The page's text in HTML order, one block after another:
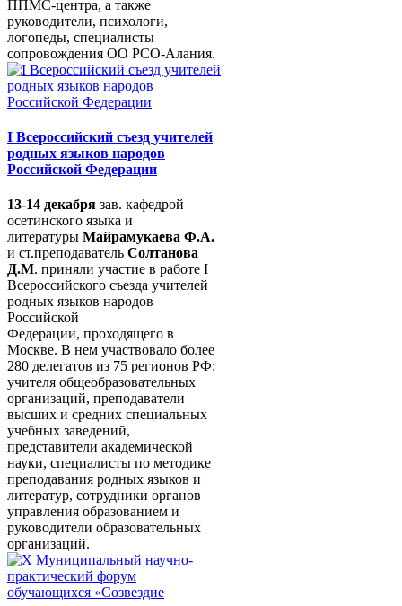
ППМС-центра, а также
руководители, психологи,
логопеды, специалисты
сопровождения ОО РСО-Алания.
I Всероссийский съезд учителей
родных языков народов
Российской Федерации
13-14 декабря зав. кафедрой
осетинского языка и
литературы Майрамукаева Ф.А.
и ст.преподаватель Солтанова
Д.М. приняли участие в работе I
Всероссийского съезда учителей
родных языков народов
Российской
Федерации, проходящего в
Москве. В нем участвовало более
280 делегатов из 75 регионов РФ:
учителя общеобразовательных
организаций, преподаватели
высших и средних специальных
учебных заведений,
представители академической
науки, специалисты по методике
преподавания родных языков и
литератур, сотрудники органов
управления образованием и
руководители образовательных
организаций.